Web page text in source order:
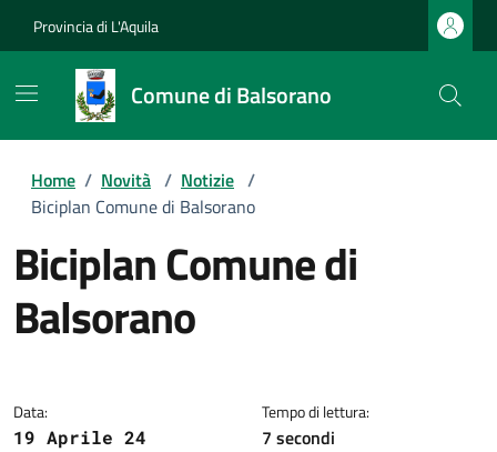
Provincia di L'Aquila
Comune di Balsorano
Home / Novità / Notizie /
Biciplan Comune di Balsorano
Biciplan Comune di
Balsorano
Data:
19 Aprile 24
Tempo di lettura:
7 secondi